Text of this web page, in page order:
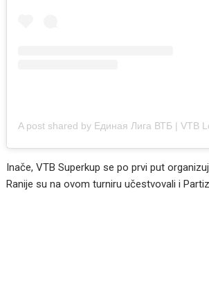
Inače, VTB Superkup se po prvi put
Ranije su na ovom turniru učestvovali i